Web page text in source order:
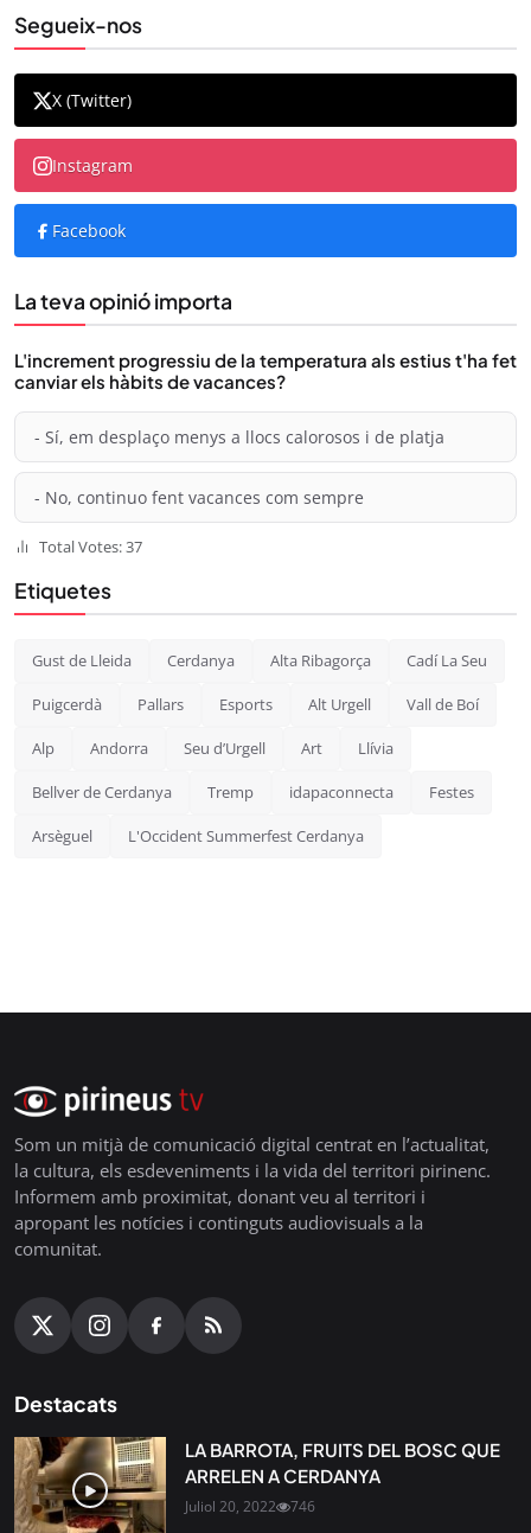
Segueix-nos
X (Twitter)
Instagram
Facebook
La teva opinió importa
L'increment progressiu de la temperatura als estius t'ha fet
canviar els hàbits de vacances?
- Sí, em desplaço menys a llocs calorosos i de platja
- No, continuo fent vacances com sempre
Total Votes: 37
Etiquetes
Gust de Lleida Cerdanya Alta Ribagorça Cadí La Seu
Puigcerdà Pallars Esports Alt Urgell Vall de Boí
Alp Andorra Seu d’Urgell Art Llívia
Bellver de Cerdanya Tremp idapaconnecta Festes
Arsèguel L'Occident Summerfest Cerdanya
Som un mitjà de comunicació digital centrat en l’actualitat,
la cultura, els esdeveniments i la vida del territori pirinenc.
Informem amb proximitat, donant veu al territori i
apropant les notícies i continguts audiovisuals a la
comunitat.
Destacats
LA BARROTA, FRUITS DEL BOSC QUE
ARRELEN A CERDANYA
Juliol 20, 2022 746